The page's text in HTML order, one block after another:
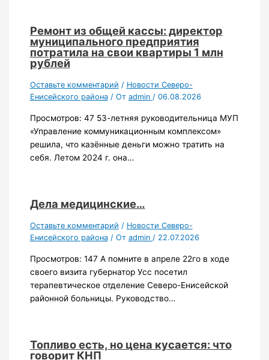
Ремонт из общей кассы: директор
муниципального предприятия
потратила на свои квартиры 1 млн
рублей
Оставьте комментарий / Новости Северо-
Енисейского района/ От admin / 06.08.2026
Просмотров: 47 53-летняя руководительница МУП
«Управление коммуникационным комплексом»
решила, что казённые деньги можно тратить на
себя. Летом 2024 г. она…
Дела медицинские…
Оставьте комментарий / Новости Северо-
Енисейского района/ От admin / 22.07.2026
Просмотров: 147 А помните в апреле 22го в ходе
своего визита губернатор Усс посетил
терапевтическое отделение Северо-Енисейской
районной больницы. Руководство…
Топливо есть, но цена кусается: что
говорит КНП